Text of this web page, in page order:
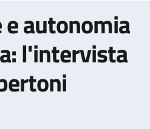
e autonomia
l'intervista